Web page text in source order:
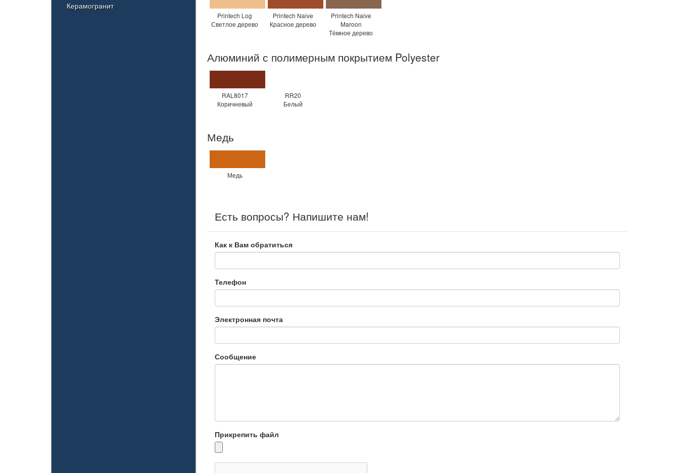
Printech Log
Светлое дерево
Printech Naive
Красное дерево
Printech Naive
Maroon
Тёмное дерево
Алюминий с полимерным покрытием Polyester
RAL8017
Коричневый
RR20
Белый
Медь
Медь
Есть вопросы? Напишите нам!
Как к Вам обратиться
Телефон
Электронная почта
Сообщение
Прикрепить файл
Керамогранит